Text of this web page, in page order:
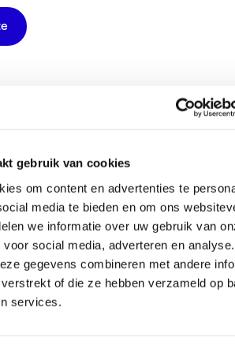
gebruik van cookies
om content en advertenties te
media te bieden en om ons
we informatie over uw gebruik van
social media, adverteren en
gegevens combineren met andere
of die ze hebben verzameld op
services.